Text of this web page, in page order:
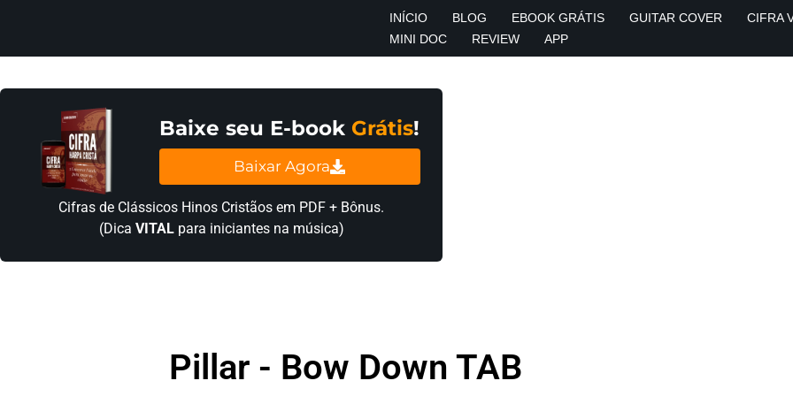
INÍCIO BLOG EBOOK GRÁTIS GUITAR COVER CIFRA
MINI DOC
REVIEW APP
EBOOK
GRÁTIS
COVER
Baixe seu E-book Grátis!
Baixar Agora
Cifras de Clássicos Hinos Cristãos em PDF + Bônus.
(Dica VITALpara iniciantes na música)
Pillar - Bow Down TAB